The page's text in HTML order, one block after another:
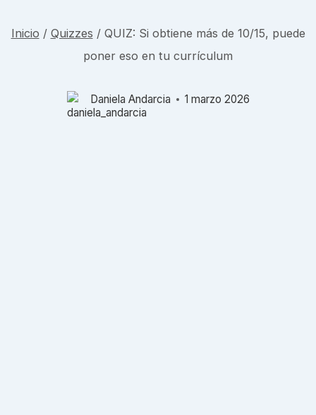
Inicio / Quizzes / QUIZ: Si obtiene más de 10/15, puede
poner eso en tu currículum
Daniela Andarcia 1 marzo 2026